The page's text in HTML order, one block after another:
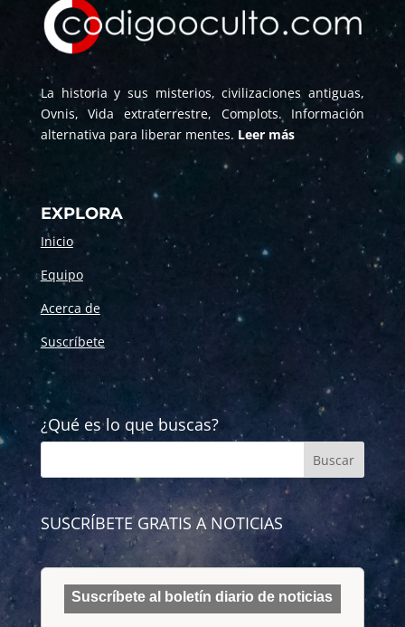
La historia y sus misterios, civilizaciones antiguas,
Ovnis, Vida extraterrestre, Complots. Información
alternativa para liberar mentes. Leer más
EXPLORA
Inicio
Equipo
Acerca de
Suscríbete
¿Qué es lo que buscas?
SUSCRÍBETE GRATIS A NOTICIAS
Suscríbete al boletín diario de noticias